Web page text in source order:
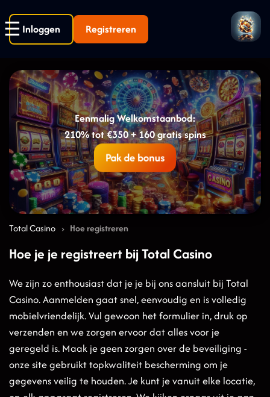
Inloggen Registreren
Eenmalig Welkomstaanbod:
210% tot €350 + 160 gratis spins
Pak de bonus
Total Casino › Hoe registreren
Hoe je je registreert bij Total Casino
We zijn zo enthousiast dat je je bij ons aansluit bij Total
Casino. Aanmelden gaat snel, eenvoudig en is volledig
mobielvriendelijk. Vul gewoon het formulier in, druk op
verzenden en we zorgen ervoor dat alles voor je
geregeld is. Maak je geen zorgen over de beveiliging -
onze site gebruikt topkwaliteit bescherming om je
gegevens veilig te houden. Je kunt je vanuit elke locatie,